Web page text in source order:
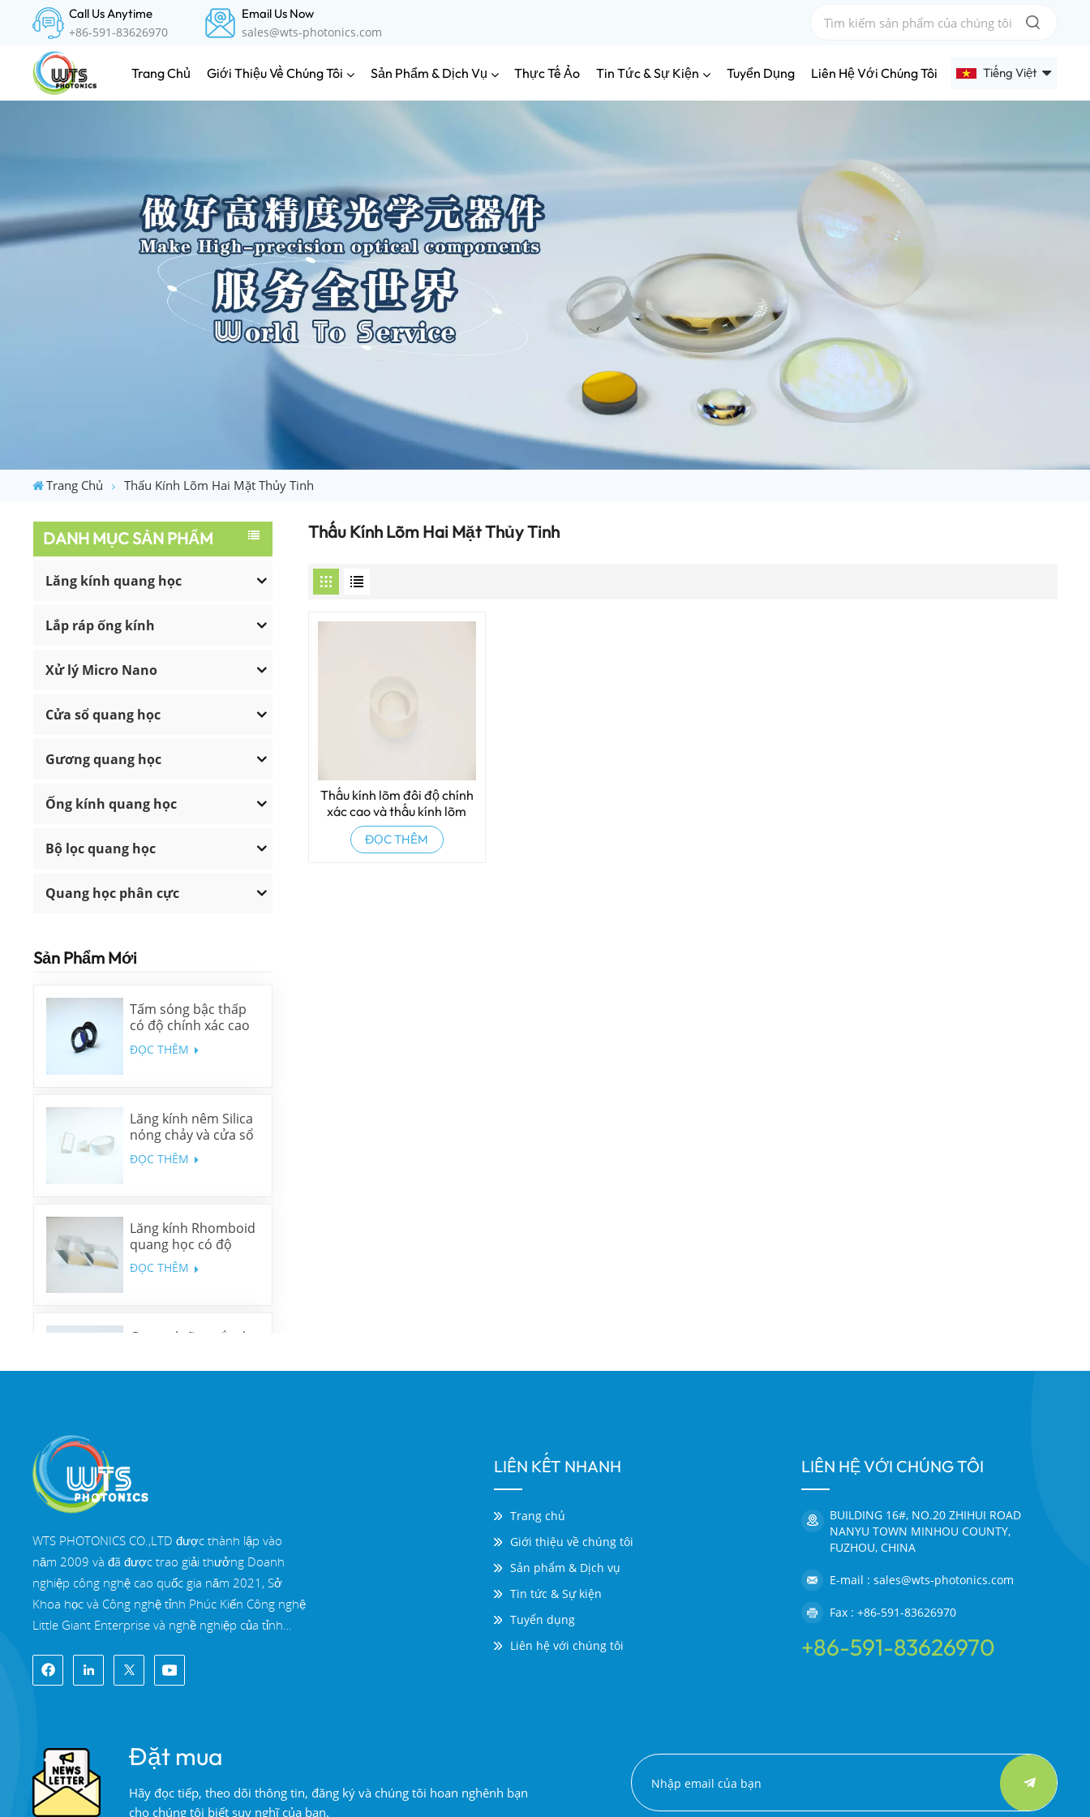
Call Us Anytime
+86-591-83626970
Email Us Now
sales@wts-photonics.com
Trang Chủ Giới Thiệu Về Chúng Tôi Sản Phẩm & Dịch Vụ Thực Tế Ảo Tin Tức & Sự Kiện Tuyển Dụng Liên Hệ Với Chúng Tôi Tiếng Việt
中文
Trang Chủ Thấu Kính Lõm Hai Mặt Thủy Tinh
DANH MỤC SẢN PHẨM
Lăng kính quang học
Lắp ráp ống kính
Xử lý Micro Nano
Cửa sổ quang học
Gương quang học
Ống kính quang học
Bộ lọc quang học
Quang học phân cực
Sản Phẩm Mới
Tấm sóng bậc thấp
có độ chính xác cao
ĐỌC THÊM
Lăng kính nêm Silica
nóng chảy và cửa sổ
nêm N-BK7
ĐỌC THÊM
Lăng kính Rhomboid
quang học có độ
chính xác cao
ĐỌC THÊM
Gương lưỡng sắc đa
Thấu Kính Lõm Hai Mặt Thủy Tinh
Thấu kính lõm đôi độ chính
xác cao và thấu kính lõm
đôi
ĐỌC THÊM
WTS PHOTONICS CO.,LTD được thành lập vào
năm 2009 và đã được trao giải thưởng Doanh
nghiệp công nghệ cao quốc gia năm 2021, Sở
Khoa học và Công nghệ tỉnh Phúc Kiến Công nghệ
Little Giant Enterprise và nghề nghiệp của tỉnh
hóa-đổi mới vào năm 2022. WTS định vị tại Thành
phố ven biển Đông Nam xinh đẹp, Phúc Châu,
chuẩn, một nhóm của đội ngũ kỹ thuật lành nghề
và một hệ thống xử lý quang học hoàn chỉnh, hệ
thống sơn phủ, hệ thống lắp ráp và hệ thống kiểm
LIÊN KẾT NHANH
Trang chủ
Giới thiệu về chúng tôi
Sản phẩm & Dịch vụ
Tin tức & Sự kiện
Tuyển dụng
Liên hệ với chúng tôi
LIÊN HỆ VỚI CHÚNG TÔI
BUILDING 16#, NO.20 ZHIHUI ROAD
NANYU TOWN MINHOU COUNTY,
FUZHOU, CHINA
E-mail : sales@wts-photonics.com
Fax : +86-591-83626970
+86-591-83626970
Đặt mua
Hãy đọc tiếp, theo dõi thông tin, đăng ký và chúng tôi hoan nghênh bạn
cho chúng tôi biết suy nghĩ của bạn.